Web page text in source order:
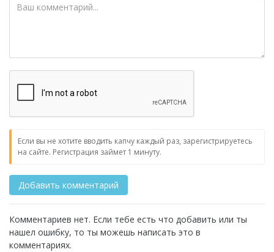
Если вы не хотите вводить капчу каждый раз, зарегистрируетесь
на сайте. Регистрация займет 1 минуту.
Комментариев нет. Если тебе есть что добавить или ты
нашел ошибку, то ты можешь написать это в
комментариях.